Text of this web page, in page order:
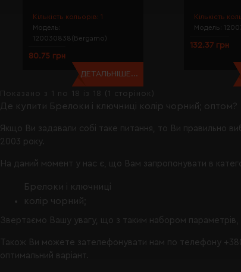
Де купити Брелоки і ключниці колір чорний; оптом?
Якщо Ви задавали собі таке питання, то Ви правильно
2003 року.
На даний момент у нас є, що Вам запропонувати в
Брелоки і ключниці
колір чорний;
Звертаємо Вашу увагу, що з таким набором параметрів,
Також Ви можете зателефонувати нам по телефону
оптимальний варіант.
Кількість кольорів: 1
Модель:
120030838(Bergamo)
80.75 грн
ДЕТАЛЬНІШЕ...
Кількість
Модель:
132.37 грн
Показано з 1 по 18 із 18 (1 сторінок)